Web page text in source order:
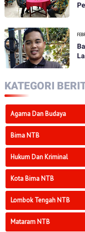
KATEGORI
Agama Dan Budaya
Bima NTB
Hukum Dan Kriminal
Kota Bima NTB
Lombok Tengah NTB
Mataram NTB